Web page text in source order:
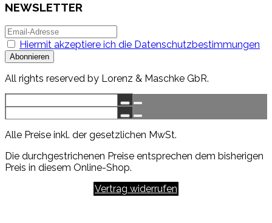
NEWSLETTER
Hiermit akzeptiere ich die Datenschutzbestimmungen
All rights reserved by Lorenz & Maschke GbR.
Alle Preise inkl. der gesetzlichen MwSt.
Die durchgestrichenen Preise entsprechen dem bisherigen
Preis in diesem Online-Shop.
Vertrag widerrufen